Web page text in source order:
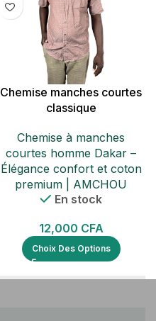
Chemise manches courtes
classique
Chemise à manches
courtes homme Dakar –
Élégance confort et coton
premium | AMCHOU
En stock
12,000 CFA
Choix Des Options